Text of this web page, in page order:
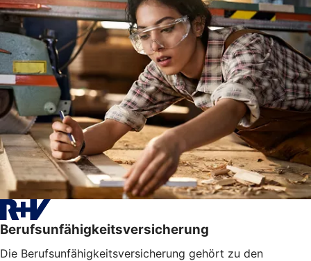
Berufsunfähigkeitsversicherung
Die Berufsunfähigkeitsversicherung gehört zu den